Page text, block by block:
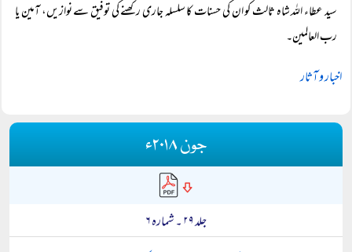
سید عطاء اللہ شاہ ثالث کو ان کی حسنات کا سلسلہ جاری رکھنے کی توفیق سے نوازیں، آمین یا
رب العالمین۔
اخبار و آثار
جون ۲۰۱۸ء
جلد ۲۹ ۔ شمارہ ۶